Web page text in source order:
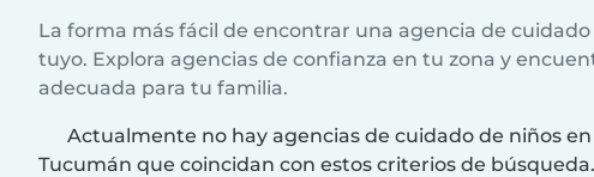
La forma más fácil de encontrar una agencia de
tuyo. Explora agencias de confianza en tu zona y
adecuada para tu familia.
Actualmente no hay agencias de cuidado de niños
Tucumán que coincidan con estos criterios de búsqueda.